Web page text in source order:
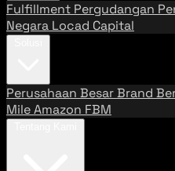
Fulfillment Pergudangan
Negara Locad Capital
Perusahaan BesarBrand
MileAmazon FBM